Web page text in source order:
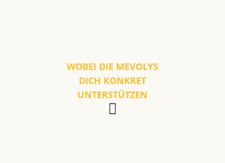
WOBEI DIE MEVOLYS
DICH KONKRET
UNTERSTÜTZEN